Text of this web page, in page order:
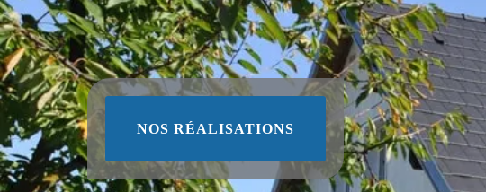
NOS RÉALISATIONS